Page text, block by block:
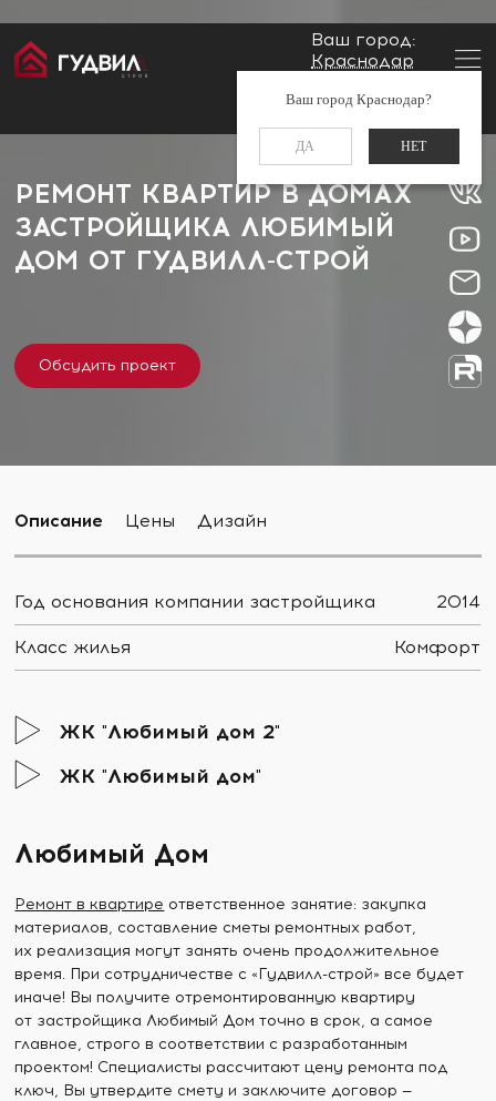
Ваш город:
Краснодар
Ваш город Краснодар?
ДА НЕТ
Заказать звонок
Главная Застройщики
РЕМОНТ КВАРТИР В ДОМАХ
ЗАСТРОЙЩИКА ЛЮБИМЫЙ
ДОМ ОТ ГУДВИЛЛ-СТРОЙ
Обсудить проект
Описание Цены Дизайн
Год основания компании застройщика 2014
Класс жилья Комфорт
ЖК "Любимый дом 2"
ЖК "Любимый дом"
Любимый Дом
Ремонт в квартире ответственное занятие: закупка
материалов, составление сметы ремонтных работ,
их реализация могут занять очень продолжительное
время. При сотрудничестве с «Гудвилл-строй» все будет
иначе! Вы получите отремонтированную квартиру
от застройщика Любимый Дом точно в срок, а самое
главное, строго в соответствии с разработанным
проектом! Специалисты рассчитают цену ремонта под
ключ, Вы утвердите смету и заключите договор —